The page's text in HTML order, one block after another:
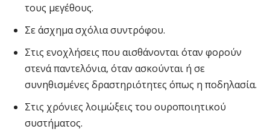
τους μεγέθους.
Σε άσχημα σχόλια συντρόφου.
Στις ενοχλήσεις που αισθάνονται όταν φορούν
στενά παντελόνια, όταν ασκούνται ή σε
συνηθισμένες δραστηριότητες όπως η ποδηλασία.
Στις χρόνιες λοιμώξεις του ουροποιητικού
συστήματος.